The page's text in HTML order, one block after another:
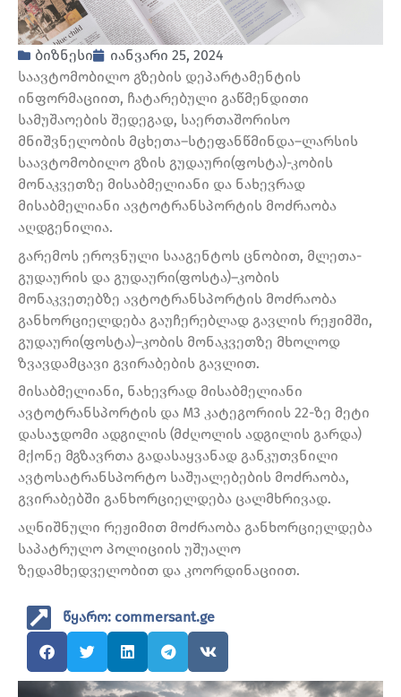
ბიზნესი
იანვარი 25, 2024
საავტომობილო გზების დეპარტამენტის
ინფორმაციით, ჩატარებული გაწმენდითი
სამუშაოების შედეგად, საერთაშორისო
მნიშვნელობის მცხეთა–სტეფანწმინდა–ლარსის
საავტომობილო გზის გუდაური(ფოსტა)-კობის
მონაკვეთზე მისაბმელიანი და ნახევრად
მისაბმელიანი ავტოტრანსპორტის მოძრაობა
აღდგენილია.
გარემოს ეროვნული სააგენტოს ცნობით, მლეთა-
გუდაურის და გუდაური(ფოსტა)–კობის
მონაკვეთებზე ავტოტრანსპორტის მოძრაობა
განხორციელდება გაუჩერებლად გავლის რეჟიმში,
გუდაური(ფოსტა)–კობის მონაკვეთზე მხოლოდ
ზვავდამცავი გვირაბების გავლით.
მისაბმელიანი, ნახევრად მისაბმელიანი
ავტოტრანსპორტის და M3 კატეგორიის 22-ზე მეტი
დასაჯდომი ადგილის (მძღოლის ადგილის გარდა)
მქონე მგზავრთა გადასაყვანად განკუთვნილი
ავტოსატრანსპორტო საშუალებების მოძრაობა,
გვირაბებში განხორციელდება ცალმხრივად.
აღნიშნული რეჟიმით მოძრაობა განხორციელდება
საპატრულო პოლიციის უშუალო
ზედამხედველობით და კოორდინაციით.
წყარო: commersant.ge